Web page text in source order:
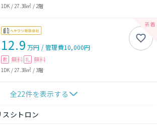
1DK /27.38㎡ /2階
12.9 万円 /管理費10,000円
敷 無料 礼 無料
1DK /27.38㎡ /3階
全22件を表示する
スシトロン